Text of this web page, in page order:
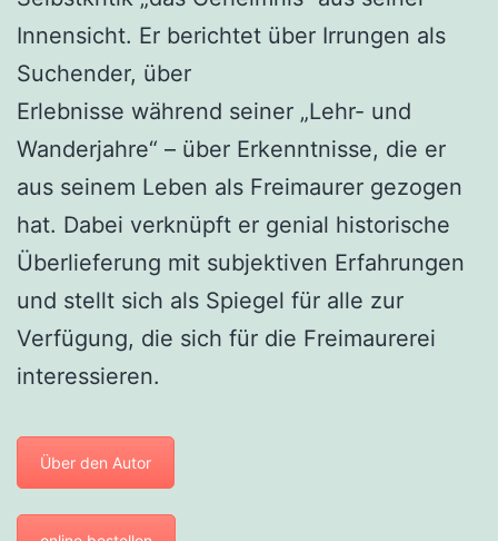
Innensicht. Er berichtet über Irrungen als
Suchender, über
Erlebnisse während seiner „Lehr- und
Wanderjahre“ – über Erkenntnisse, die er
aus seinem Leben als Freimaurer gezogen
hat. Dabei verknüpft er genial historische
Überlieferung mit subjektiven Erfahrungen
und stellt sich als Spiegel für alle zur
Verfügung, die sich für die Freimaurerei
interessieren.
Über den Autor